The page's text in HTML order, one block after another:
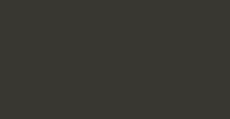
[598 2] 1950-8565
| CP 11100